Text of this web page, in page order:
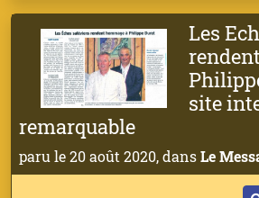
Les
site
remarquable
paru le 20 août 2020, dansLe